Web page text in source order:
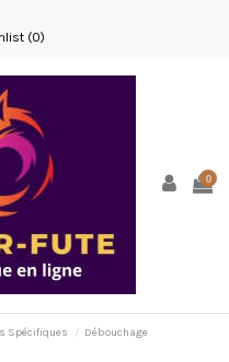
(0)
0
Spécifiques Débouchage